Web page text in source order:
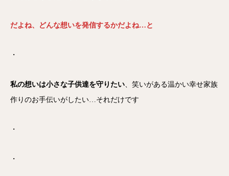
だよね、どんな想いを発信するかだよね…と
・
私の想いは小さな子供達を守りたい 、笑いがある温かい幸せ家族
作りのお手伝いがしたい…それだけです
・
・